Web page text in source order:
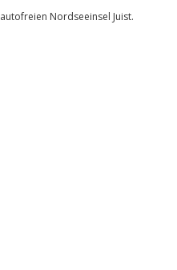
Nordseeinsel Juist.